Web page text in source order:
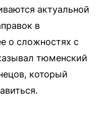
актуальной
в
о сложностях с
тюменский
который